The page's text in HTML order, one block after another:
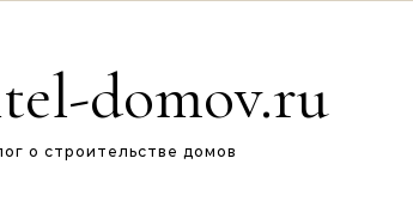
domov.ru
о строительстве домов